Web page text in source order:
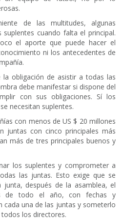
de las multitudes, algunas
cuando falta el principal.
el aporte que puede hacer el
ni los antecedentes de
obligación de asistir a todas las
debe manifestar si dispone del
con sus obligaciones. Sí los
necesitan suplentes.
con menos de US $ 20 millones
juntas con cinco principales más
más de tres principales buenos y
los suplentes y comprometer a
las juntas. Esto exige que se
después de la asamblea, el
de todo el año, con fechas y
cada una de las juntas y someterlo
los directores.